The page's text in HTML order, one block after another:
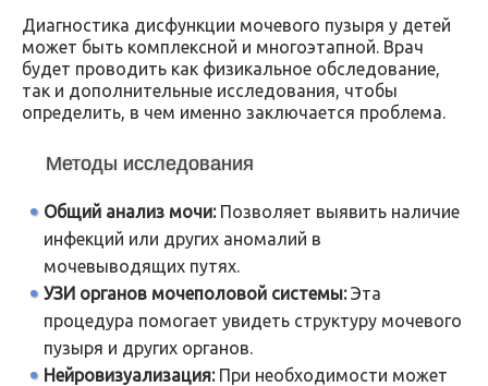
Диагностика дисфункции мочевого пузыря у детей
может быть комплексной и многоэтапной. Врач
будет проводить как физикальное обследование,
так и дополнительные исследования, чтобы
определить, в чем именно заключается проблема.
Методы исследования
Общий анализ мочи:Позволяет выявить наличие
инфекций или других аномалий в
мочевыводящих путях.
УЗИ органов мочеполовой системы:Эта
процедура помогает увидеть структуру мочевого
пузыря и других органов.
Нейровизуализация:При необходимости может